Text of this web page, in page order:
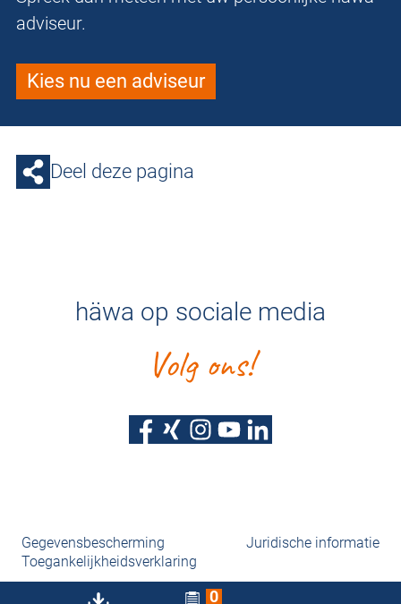
0
adviseur.
Kies nu een adviseur
Deel deze pagina
häwa op sociale media
Volg ons!
Gegevensbescherming
Juridische informatie
Toegankelijkheidsverklaring